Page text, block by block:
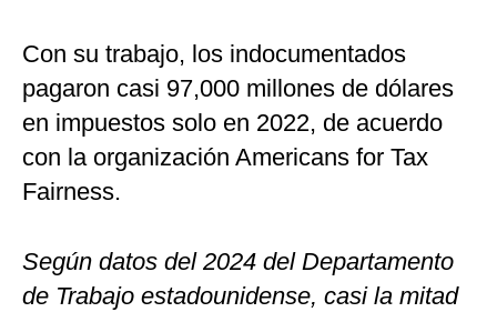
Con su trabajo, los indocumentados
pagaron casi 97,000 millones de dólares
en impuestos solo en 2022, de acuerdo
con la organización Americans for Tax
Fairness.
Según datos del 2024 del Departamento
de Trabajo estadounidense, casi la mitad